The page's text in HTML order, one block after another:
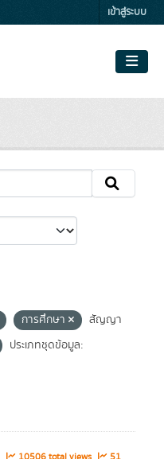
เข้าสู่ระบบ
การศึกษา
สัญญา
ประเภทชุดข้อมูล: